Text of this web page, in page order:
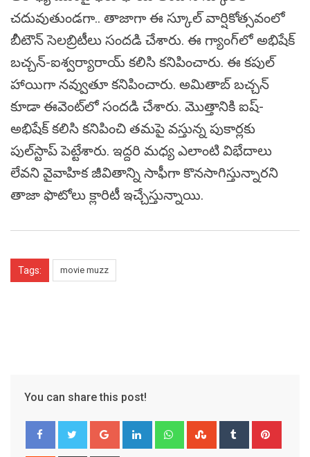
చదువుతుండగా.. తాజాగా ఈ స్కూల్‌ వార్షికోత్సవంలో
బీటౌన్ సెలబ్రిటీలు సందడి చేశారు. ఈ గ్యాంగ్‌లో అభిషేక్‌
బచ్చన్‌-ఐశ్వర్యారాయ్ కలిసి కనిపించారు. ఈ కపుల్‌
హాయిగా నవ్వుతూ కనిపించారు. అమితాబ్‌ బచ్చన్‌
కూడా ఈవెంట్‌లో సందడి చేశారు. మొత్తానికి ఐష్‌-
అభిషేక్‌ కలిసి కనిపించి తమపై వస్తున్న పుకార్లకు
పుల్‌స్టాప్ పెట్టేశారు. ఇద్దరి మధ్య ఎలాంటి విభేదాలు
లేవని వైవాహిక జీవితాన్ని సాఫీగా కొనసాగిస్తున్నారని
తాజా ఫొటోలు క్లారిటీ ఇచ్చేస్తున్నాయి.
Tags: movie muzz
You can share this post!
Google+ LinkedIn WhatsappStumbleUpon
Tumblr